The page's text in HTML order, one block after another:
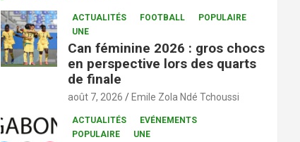
ACTUALITÉS FOOTBALL
POPULAIRE
UNE
Can féminine 2026 : gros chocs
en perspective lors des quarts
de finale
août 7, 2026 Emile Zola Ndé Tchoussi
ACTUALITÉS
EVÉNEMENTS
POPULAIRE
UNE